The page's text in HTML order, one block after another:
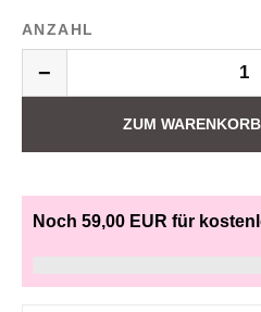
ANZAHL
−
ZUM
Noch 59,00 EUR für